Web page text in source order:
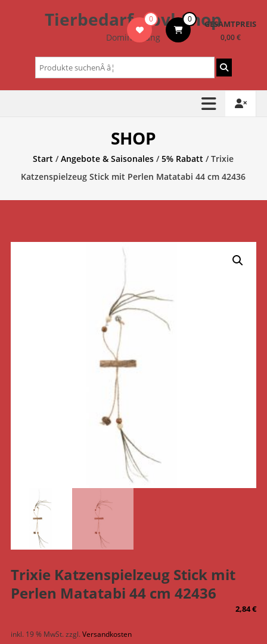
Tierbedarf – bvl-Shop
Dominik Lang
0 0 GESAMTPREIS
0,00 €
Suchen
nach:
SHOP
Start /Angebote & Saisonales /5% Rabatt / Trixie
Katzenspielzeug Stick mit Perlen Matatabi 44 cm 42436
Trixie Katzenspielzeug Stick mit
Perlen Matatabi 44 cm 42436
2,84€
inkl. 19 % MwSt.zzgl.Versandkosten